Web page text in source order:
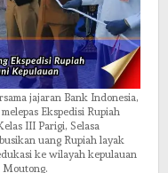
jajaran Bank Indonesia,
Ekspedisi Rupiah
III Parigi, Selasa
uang Rupiah layak
ke wilayah kepulauan
Moutong.